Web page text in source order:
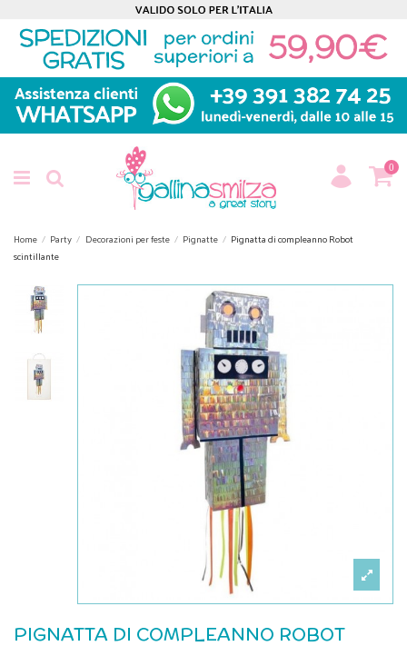
0
Home Party Decorazioni per feste Pignatte
Pignatta di compleanno Robot
scintillante
PIGNATTA DI COMPLEANNO ROBOT